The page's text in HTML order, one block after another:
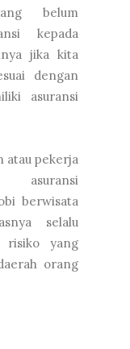
belum
kepada
jika kita
dengan
asuransi
atau pekerja
berwisata
selalu
risiko yang
orang